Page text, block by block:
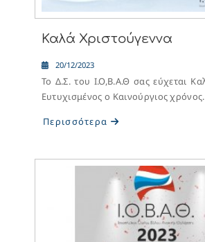
Καλά Χριστούγεννα
20/12/2023
Το Δ.Σ. του Ι.Ο,Β.Α.Θ σας εύχεται Καλές Γιορτές και
Ευτυχισμένος ο Καινούργιος χρόνος.
Περισσότερα